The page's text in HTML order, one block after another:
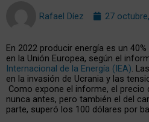
Rafael Díez 27
En 2022 producir energía es un
en la Unión Europea, según el
Internacional de la Energía (IEA).
en la invasión de Ucrania y las
Como expone el informe, el
nunca antes, pero también el del
parte, superó los 100 dólares por